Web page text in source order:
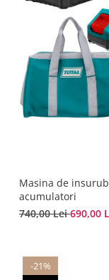
Masina de
acumulatori
740,00 Lei690,00
-21%